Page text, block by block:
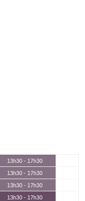
13h30 - 17h30
13h30 - 17h30
13h30 - 17h30
13h30 - 17h30